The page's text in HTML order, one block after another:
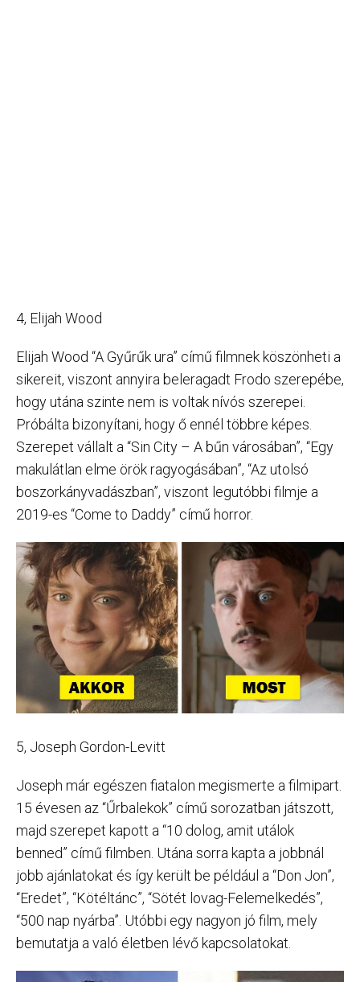
4, Elijah Wood
Elijah Wood “A Gyűrűk ura” című filmnek köszönheti a
sikereit, viszont annyira beleragadt Frodo szerepébe,
hogy utána szinte nem is voltak nívós szerepei.
Próbálta bizonyítani, hogy ő ennél többre képes.
Szerepet vállalt a “Sin City – A bűn városában”, “Egy
makulátlan elme örök ragyogásában”, “Az utolsó
boszorkányvadászban”, viszont legutóbbi filmje a
2019-es “Come to Daddy” című horror.
5, Joseph Gordon-Levitt
Joseph már egészen fiatalon megismerte a filmipart.
15 évesen az “Űrbalekok” című sorozatban játszott,
majd szerepet kapott a “10 dolog, amit utálok
benned” című filmben. Utána sorra kapta a jobbnál
jobb ajánlatokat és így került be például a “Don Jon”,
“Eredet”, “Kötéltánc”, “Sötét lovag-Felemelkedés”,
“500 nap nyárba”. Utóbbi egy nagyon jó film, mely
bemutatja a való életben lévő kapcsolatokat.